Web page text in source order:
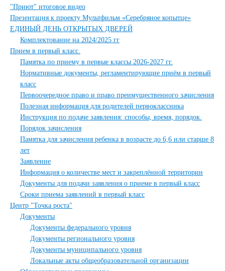
"Приют" итоговое видео
Презентация к проекту Мультфильм «Серебряное копытце»
ЕДИНЫЙ ДЕНЬ ОТКРЫТЫХ ДВЕРЕЙ
Комплектование на 2024/2025 гг
Прием в первый класс.
Памятка по приему в первые классы 2026-2027 гг.
Нормативные документы, регламентирующие приём в первый
класс
Первоочередное право и право преимущественного зачисления
Полезная информация для родителей первоклассника
Инструкция по подаче заявления: способы, время, порядок.
Порядок зачисления
Памятка для зачисления ребенка в возрасте до 6,6 или старше 8
лет
Заявление
Информация о количестве мест и закреплённой территории
Документы для подачи заявления о приеме в первый класс
Сроки приема заявлений в первый класс
Центр "Точка роста"
Документы
Документы федерального уровня
Документы регионального уровня
Документы муниципального уровня
Локальные акты общеобразовательной организации